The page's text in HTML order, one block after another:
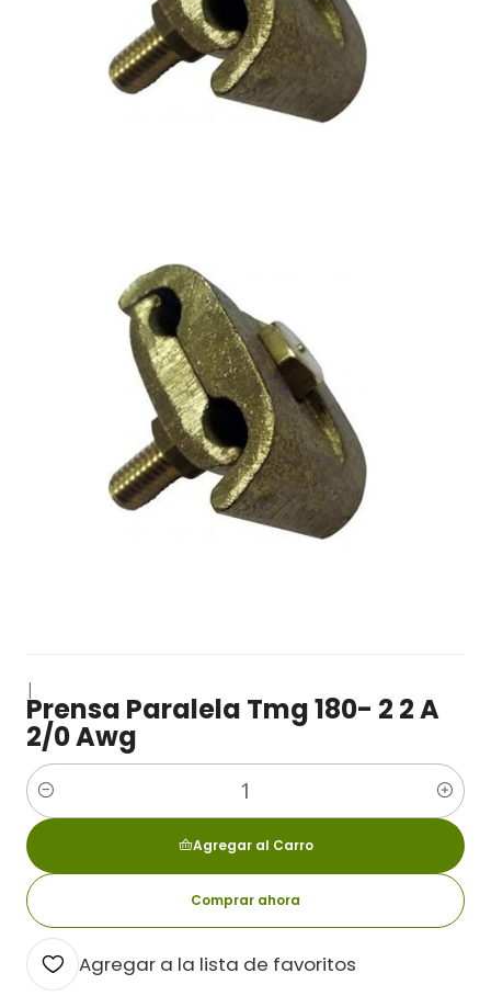
|
Prensa Paralela Tmg 180- 2 2 A
2/0 Awg
Cantidad
Agregar al Carro
Comprar ahora
Agregar a la lista de favoritos